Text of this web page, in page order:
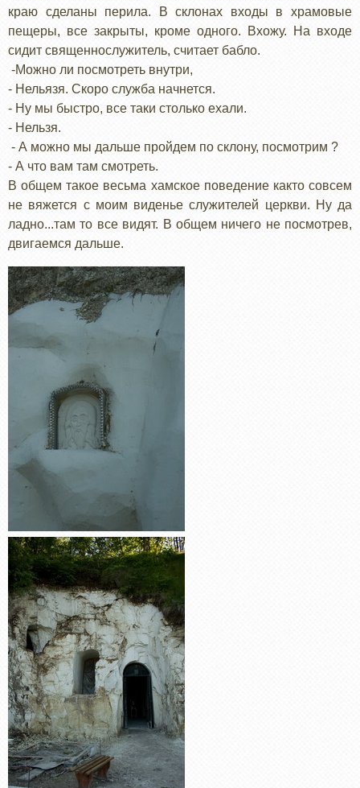
краю сделаны перила. В склонах входы в храмовые
пещеры, все закрыты, кроме одного. Вхожу. На входе
сидит священнослужитель, считает бабло.
-Можно ли посмотреть внутри,
- Нельязя. Скоро служба начнется.
- Ну мы быстро, все таки столько ехали.
- Нельзя.
- А можно мы дальше пройдем по склону, посмотрим ?
- А что вам там смотреть.
В общем такое весьма хамское поведение както совсем
не вяжется с моим виденье служителей церкви. Ну да
ладно...там то все видят. В общем ничего не посмотрев,
двигаемся дальше.